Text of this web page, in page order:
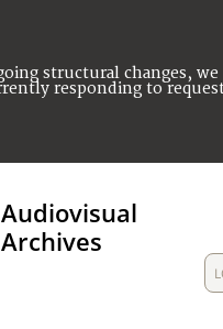
structural changes, we
responding to
Audiovisual
Archives